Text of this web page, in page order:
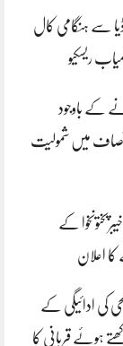
سے ہنگامی کال
کے باوجود
میں شمولیت
کے
اعلان
کی ادائیگی کے
ہوئے قربانی کا